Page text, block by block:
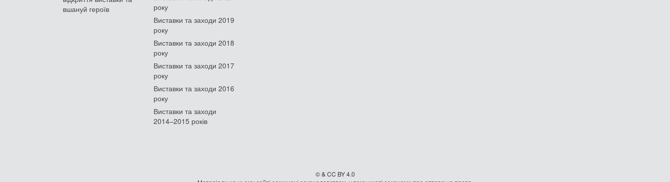
вшануй героїв
року
Виставки та заходи 2019
року
Виставки та заходи 2018
року
Виставки та заходи 2017
року
Виставки та заходи 2016
року
Виставки та заходи
2014–2015 років
© & CC BY 4.0